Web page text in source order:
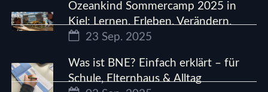
Ozeankind Sommercamp 2025 in
Kiel: Lernen. Erleben. Verändern.
23 Sep. 2025
Was ist BNE? Einfach erklärt – für
Schule, Elternhaus & Alltag